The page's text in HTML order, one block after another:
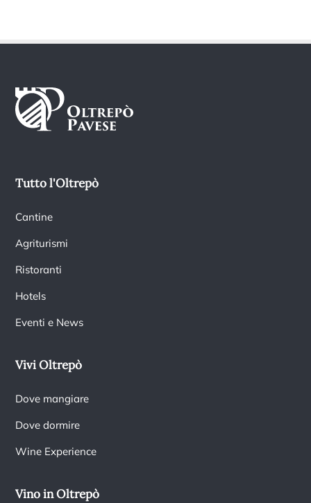
Tutto l'Oltrepò
Cantine
Agriturismi
Ristoranti
Hotels
Eventi e News
Vivi Oltrepò
Dove mangiare
Dove dormire
Wine Experience
Vino in Oltrepò